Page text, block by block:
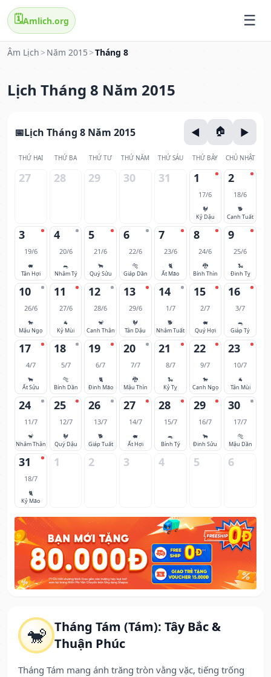
🗓️Amlich.org
Âm Lịch > Năm 2015 >Tháng 8
Lịch Tháng 8 Năm 2015
🐒 Tháng Tám (Tám): Tây Bắc &
Thuận Phúc
Tháng Tám mang ánh trăng tròn vằng vặc, tiếng trống
Lịch Tháng 8 Năm 2015
THỨ HAI THỨ BA THỨ TƯ THỨ NĂM THỨ SÁU THỨ BẢY CHỦ NHẬT
27 28 29 30 31 1
17/6
🐓
Kỷ Dậu
2
18/6
🐕
Canh Tuất
3
19/6
🐖
Tân Hợi
4
20/6
🐀
Nhâm Tý
5
21/6
🐂
Quý Sửu
6
22/6
🐅
Giáp Dần
7
23/6
🐈
Ất Mão
8
24/6
🐉
Bính Thìn
9
25/6
🐍
Đinh Tỵ
10
26/6
🐎
Mậu Ngọ
11
27/6
🐐
Kỷ Mùi
12
28/6
🐒
Canh Thân
13
29/6
🐓
Tân Dậu
14
1/7
🐕
Nhâm Tuất
15
2/7
🐖
Quý Hợi
16
3/7
🐀
Giáp Tý
17
4/7
🐂
Ất Sửu
18
5/7
🐅
Bính Dần
19
6/7
🐈
Đinh Mão
20
7/7
🐉
Mậu Thìn
21
8/7
🐍
Kỷ Tỵ
22
9/7
🐎
Canh Ngọ
23
10/7
🐐
Tân Mùi
24
11/7
🐒
Nhâm Thân
25
12/7
🐓
Quý Dậu
26
13/7
🐕
Giáp Tuất
27
14/7
🐖
Ất Hợi
28
15/7
🐀
Bính Tý
29
16/7
🐂
Đinh Sửu
30
17/7
🐅
Mậu Dần
31
18/7
🐈
Kỷ Mão
1 2 3 4 5 6